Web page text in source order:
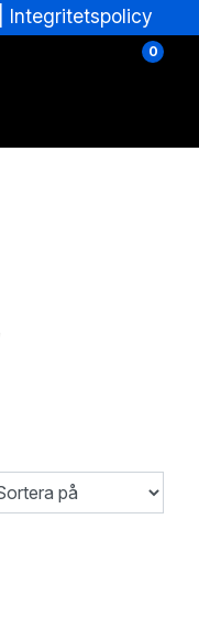
Integritetspolicy
0